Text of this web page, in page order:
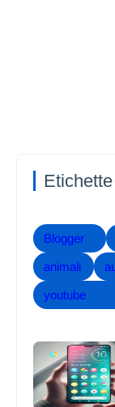
Etichette
Blogger
animali
youtube